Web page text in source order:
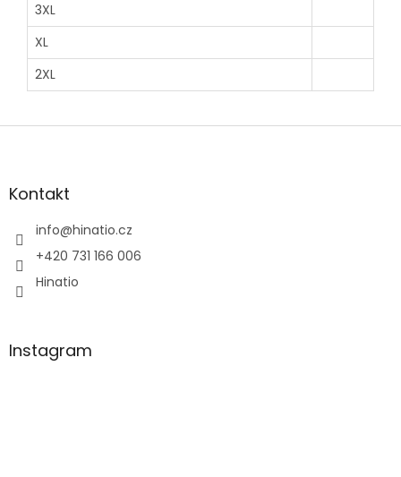
3XL
XL
2XL
Z
aKontakt
info@hinatio.cz
+420 731 166 006
Hinatio
Instagram